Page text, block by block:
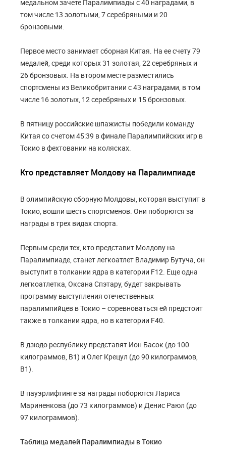
медальном зачете Паралимпиады с 40 наградами, в
том числе 13 золотыми, 7 серебряными и 20
бронзовыми.
Первое место занимает сборная Китая. На ее счету 79
медалей, среди которых 31 золотая, 22 серебряных и
26 бронзовых. На втором месте разместились
спортсмены из Великобритании с 43 наградами, в том
числе 16 золотых, 12 серебряных и 15 бронзовых.
В пятницу российские шпажисты победили команду
Китая со счетом 45:39 в финале Паралимпийских игр в
Токио в фехтовании на колясках.
Кто представляет Молдову на Паралимпиаде
В олимпийскую сборную Молдовы, которая выступит в
Токио, вошли шесть спортсменов. Они поборются за
награды в трех видах спорта.
Первым среди тех, кто представит Молдову на
Паралимпиаде, станет легкоатлет Владимир Бутуча, он
выступит в толкании ядра в категории F12. Еще одна
легкоатлетка, Оксана Спэтару, будет закрывать
программу выступления отечественных
паралимпийцев в Токио – соревноваться ей предстоит
также в толкании ядра, но в категории F40.
В дзюдо республику представят Ион Басок (до 100
килограммов, В1) и Олег Крецул (до 90 килограммов,
В1).
В пауэрлифтинге за награды поборются Лариса
Мариненкова (до 73 килограммов) и Денис Раюл (до
97 килограммов).
Таблица медалей Паралимпиады в Токио